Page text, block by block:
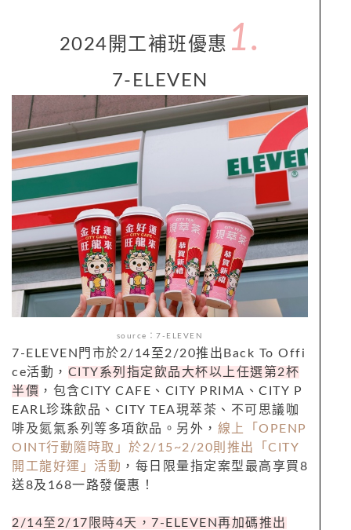
2024 開工補班優惠 1.
7-ELEVEN
source：7-ELEVEN
7-ELEVEN 門市於2/14 至2/20推出 Back To Offi
ce活動， CITY系列指定飲品大杯以上任選第2杯
半價 ，包含CITY CAFE 、 CITY PRIMA 、 CITY P
EARL珍珠飲品、 CITY TEA現萃茶、不可思議咖
啡及氮氣系列等多項飲品。另外， 線上「 OPENP
OINT行動隨時取」於2/15~2/20則推出「 CITY
開工龍好運」活動 ，每日限量指定案型最高享買8
送8及 168一路發優惠！
2/14至 2/17 限時4天， 7-ELEVEN再加碼推出